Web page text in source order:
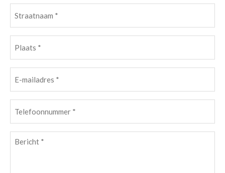
(Vereist)
(Vereist)
mailadres(Vereist)
(Vereist)
Bericht (Vereist)